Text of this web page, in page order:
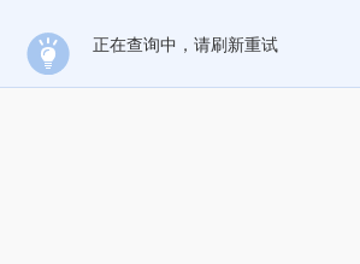
正在查询中，请刷新重试